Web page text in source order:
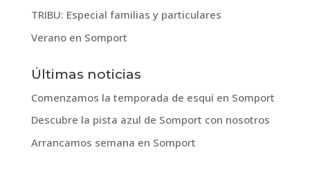
TRIBU: Especial familias y particulares
Verano en Somport
Últimas noticias
Comenzamos la temporada de esquí en Somport
Descubre la pista azul de Somport con nosotros
Arrancamos semana en Somport